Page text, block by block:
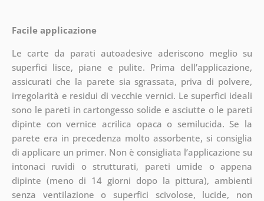
Facile applicazione
Le carte da parati autoadesive aderiscono meglio su
superfici lisce, piane e pulite. Prima dell’applicazione,
assicurati che la parete sia sgrassata, priva di polvere,
irregolarità e residui di vecchie vernici. Le superfici ideali
sono le pareti in cartongesso solide e asciutte o le pareti
dipinte con vernice acrilica opaca o semilucida. Se la
parete era in precedenza molto assorbente, si consiglia
di applicare un primer. Non è consigliata l’applicazione su
intonaci ruvidi o strutturati, pareti umide o appena
dipinte (meno di 14 giorni dopo la pittura), ambienti
senza ventilazione o superfici scivolose, lucide, non